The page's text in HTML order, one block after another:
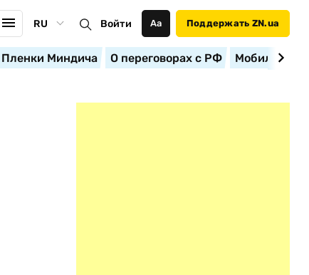
RU Войти Аа Поддержать ZN.ua
Пленки Миндича О переговорах с РФ